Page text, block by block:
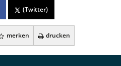
(Twitter)
merken drucken